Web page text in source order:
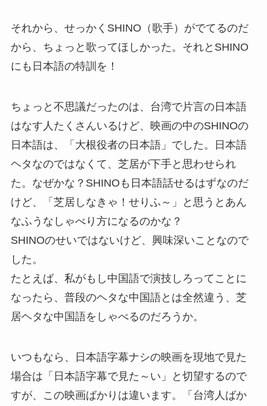
それから、せっかくSHINO（歌手）がでてるのだ
から、ちょっと歌ってほしかった。それとSHINO
にも日本語の特訓を！
ちょっと不思議だったのは、台湾で片言の日本語
はなす人たくさんいるけど、映画の中のSHINOの
日本語は、「大根役者の日本語」でした。日本語
ヘタなのではなくて、芝居が下手と思わせられ
た。なぜかな？SHINOも日本語話せるはずなのだ
けど、「芝居しなきゃ！せりふ～」と思うとあん
なふうなしゃべり方になるのかな？
SHINOのせいではないけど、興味深いことなので
した。
たとえば、私がもし中国語で演技しろってことに
なったら、普段のヘタな中国語とは全然違う、芝
居ヘタな中国語をしゃべるのだろうか。
いつもなら、日本語字幕ナシの映画を現地で見た
場合は「日本語字幕で見た～い」と切望するので
すが、この映画ばかりは違います。「台湾人ばか